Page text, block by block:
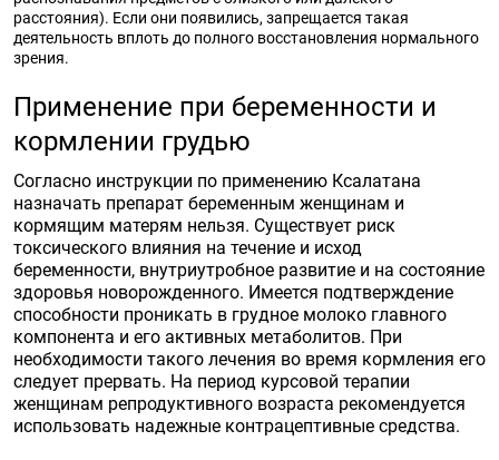
расстояния). Если они появились, запрещается такая
деятельность вплоть до полного восстановления нормального
зрения.
Применение при беременности и
кормлении грудью
Согласно инструкции по применению Ксалатана
назначать препарат беременным женщинам и
кормящим матерям нельзя. Существует риск
токсического влияния на течение и исход
беременности, внутриутробное развитие и на состояние
здоровья новорожденного. Имеется подтверждение
способности проникать в грудное молоко главного
компонента и его активных метаболитов. При
необходимости такого лечения во время кормления его
следует прервать. На период курсовой терапии
женщинам репродуктивного возраста рекомендуется
использовать надежные контрацептивные средства.